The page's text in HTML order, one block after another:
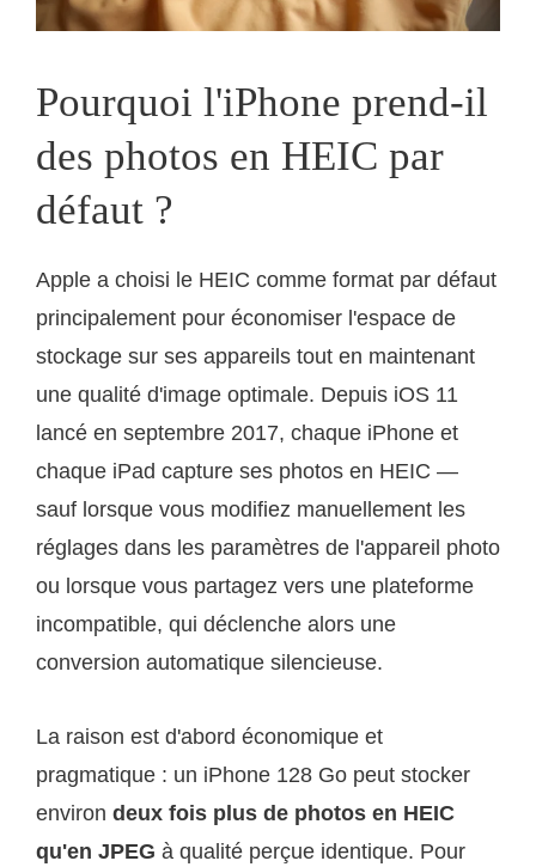
Pourquoi l'iPhone prend-il
des photos en HEIC par
défaut ?
Apple a choisi le HEIC comme format par défaut
principalement pour économiser l'espace de
stockage sur ses appareils tout en maintenant
une qualité d'image optimale. Depuis iOS 11
lancé en septembre 2017, chaque iPhone et
chaque iPad capture ses photos en HEIC —
sauf lorsque vous modifiez manuellement les
réglages dans les paramètres de l'appareil photo
ou lorsque vous partagez vers une plateforme
incompatible, qui déclenche alors une
conversion automatique silencieuse.
La raison est d'abord économique et
pragmatique : un iPhone 128 Go peut stocker
environ deux fois plus de photos en HEIC
qu'en JPEG à qualité perçue identique. Pour